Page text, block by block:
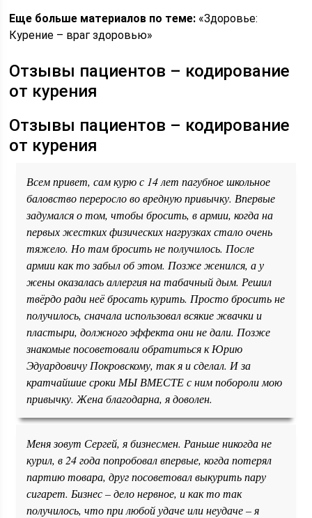
Еще больше материалов по теме: «Здоровье:
Курение – враг здоровью»
Отзывы пациентов – кодирование
от курения
Отзывы пациентов – кодирование
от курения
Всем привет, сам курю с 14 лет пагубное школьное
баловство переросло во вредную привычку. Впервые
задумался о том, чтобы бросить, в армии, когда на
первых жестких физических нагрузках стало очень
тяжело. Но там бросить не получилось. После
армии как то забыл об этом. Позже женился, а у
жены оказалась аллергия на табачный дым. Решил
твёрдо ради неё бросать курить. Просто бросить не
получилось, сначала использовал всякие жвачки и
пластыри, должного эффекта они не дали. Позже
знакомые посоветовали обратиться к Юрию
Эдуардовичу Покровскому, так я и сделал. И за
кратчайшие сроки МЫ ВМЕСТЕ с ним побороли мою
привычку. Жена благодарна, я доволен.
Меня зовут Сергей, я бизнесмен. Раньше никогда не
курил, в 24 года попробовал впервые, когда потерял
партию товара, друг посоветовал выкурить пару
сигарет. Бизнес – дело нервное, и как то так
получилось, что при любой удаче или неудаче – я